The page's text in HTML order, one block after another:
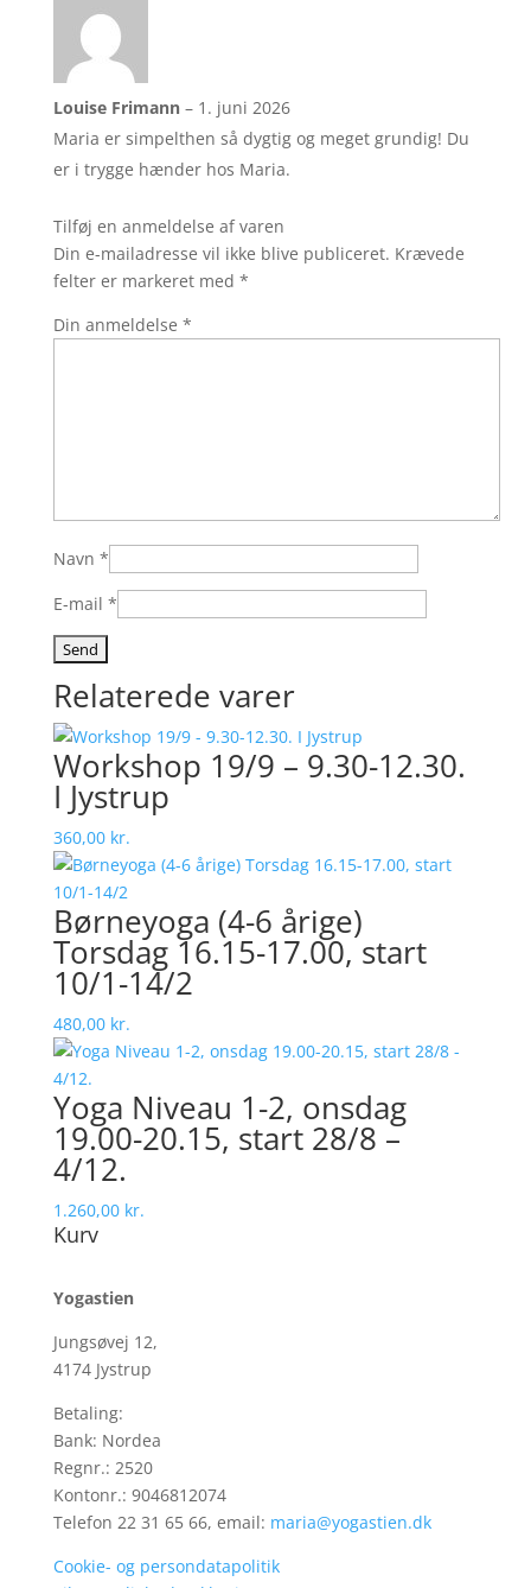
Louise Frimann – 1. juni 2026
Maria er simpelthen så dygtig og meget grundig! Du
er i trygge hænder hos Maria.
Tilføj en anmeldelse af varen
Din e-mailadresse vil ikke blive publiceret. Krævede
felter er markeret med *
Din anmeldelse *
Navn *
E-mail *
Relaterede varer
Workshop 19/9 – 9.30-12.30.
I Jystrup
360,00 kr.
Børneyoga (4-6 årige)
Torsdag 16.15-17.00, start
10/1-14/2
480,00 kr.
Yoga Niveau 1-2, onsdag
19.00-20.15, start 28/8 –
4/12.
1.260,00 kr.
Kurv
Yogastien
Jungsøvej 12,
4174 Jystrup
Betaling:
Bank: Nordea
Regnr.: 2520
Kontonr.: 9046812074
Telefon 22 31 65 66, email: maria@yogastien.dk
Cookie- og persondatapolitik